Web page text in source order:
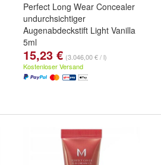
Perfect Long Wear Concealer
undurchsichtiger
Augenabdeckstift Light Vanilla
5ml
15,23 € (3.046,00 € / l)
Kostenloser Versand